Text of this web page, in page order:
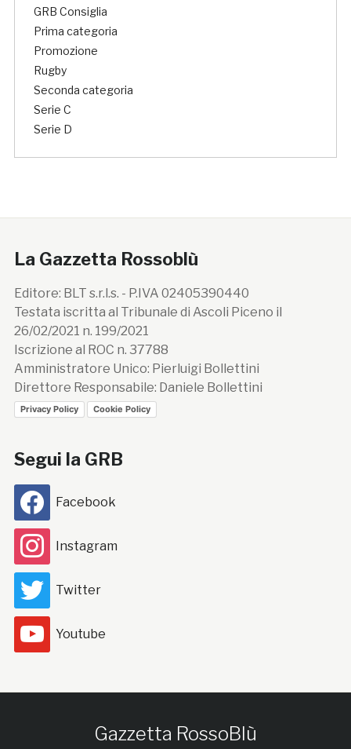
GRB Consiglia
Prima categoria
Promozione
Rugby
Seconda categoria
Serie C
Serie D
La Gazzetta Rossoblù
Editore: BLT s.r.l.s. - P.IVA 02405390440
Testata iscritta al Tribunale di Ascoli Piceno il
26/02/2021 n. 199/2021
Iscrizione al ROC n. 37788
Amministratore Unico: Pierluigi Bollettini
Direttore Responsabile: Daniele Bollettini
Privacy Policy Cookie Policy
Segui la GRB
Facebook
Instagram
Twitter
Youtube
Gazzetta RossoBlù